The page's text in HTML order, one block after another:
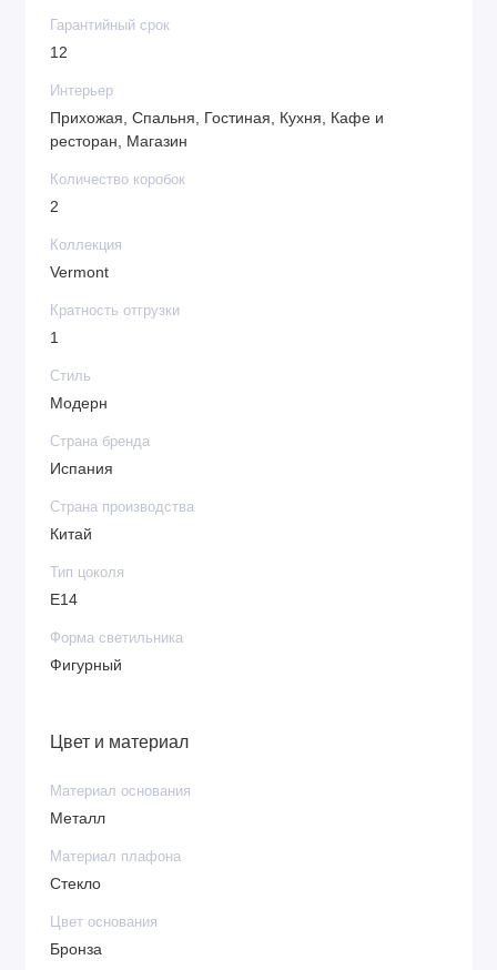
Гарантийный срок
12
Интерьер
Прихожая, Спальня, Гостиная, Кухня, Кафе и
ресторан, Магазин
Количество коробок
2
Коллекция
Vermont
Кратность отгрузки
1
Стиль
Модерн
Страна бренда
Испания
Страна производства
Китай
Тип цоколя
E14
Форма светильника
Фигурный
Цвет и материал
Материал основания
Металл
Материал плафона
Стекло
Цвет основания
Бронза